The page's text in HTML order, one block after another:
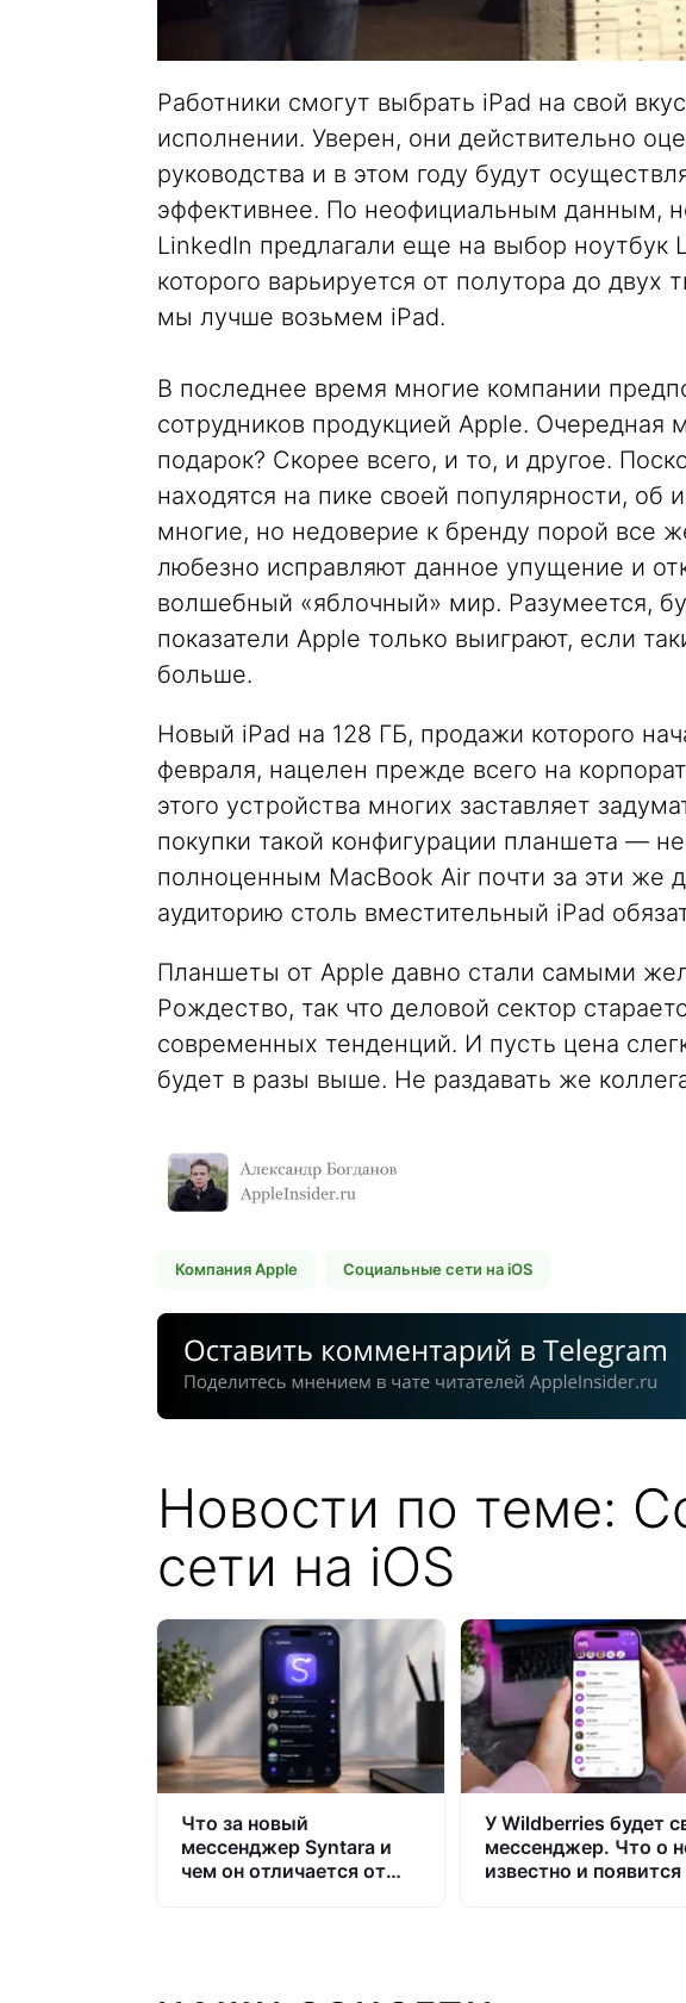
Работники смогут выбрать iPad на свой
исполнении. Уверен, они действительно
руководства и в этом году будут
эффективнее. По неофициальным данным,
LinkedIn предлагали еще на выбор ноутбук
которого варьируется от полутора до двух
мы лучше возьмем iPad.
В последнее время многие компании
сотрудников продукцией Apple. Очередная
подарок? Скорее всего, и то, и другое.
находятся на пике своей популярности, об
многие, но недоверие к бренду порой все
любезно исправляют данное упущение и
волшебный «яблочный» мир. Разумеется,
показатели Apple только выиграют, если
больше.
Новый iPad на 128 ГБ, продажи которого
февраля, нацелен прежде всего на
этого устройства многих заставляет
покупки такой конфигурации планшета —
полноценным MacBook Air почти за эти же
аудиторию столь вместительный iPad
Планшеты от Apple давно стали самыми
Рождество, так что деловой сектор
современных тенденций. И пусть цена
будет в разы выше. Не раздавать же
Компания Apple Социальные сети на iOS
Новости по теме:
сети на iOS
Что за новый
мессенджер Syntara и
чем он отличается от
У Wildberries будет
мессенджер. Что о
известно и